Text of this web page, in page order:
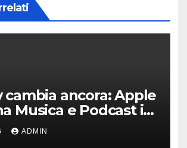
cambia ancora: Apple
Musica e Podcast in
ADMIN